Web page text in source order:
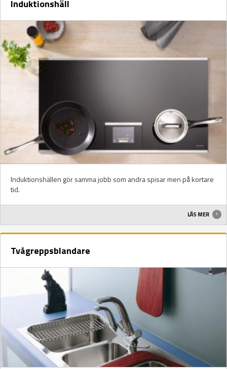
Induktionshäll
Induktionshällen gör samma jobb som andra spisar men på kortare
tid.
LÄS MER
Tvågreppsblandare